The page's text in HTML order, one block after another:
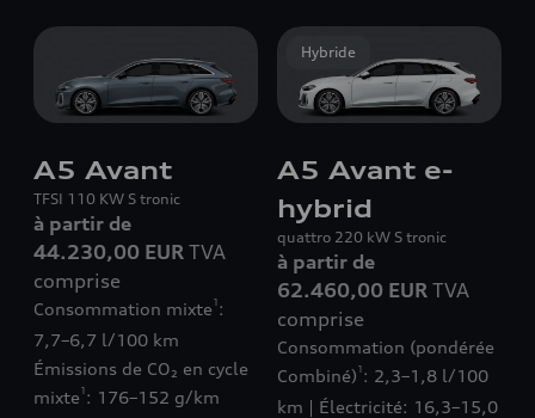
A5 Avant
TFSI 110 KW S tronic
à partir de
44.230,00 EUR TVA
comprise
Consommation mixte 1 :
7,7–6,7 l/100 km
Émissions de CO₂ en cycle
mixte 1 : 176–152 g/km
Hybride
A5 Avant e-
hybrid
quattro 220 kW S tronic
à partir de
62.460,00 EUR TVA
comprise
Consommation (pondérée
Combiné) 1 : 2,3–1,8 l/100
km | Électricité: 16,3–15,0